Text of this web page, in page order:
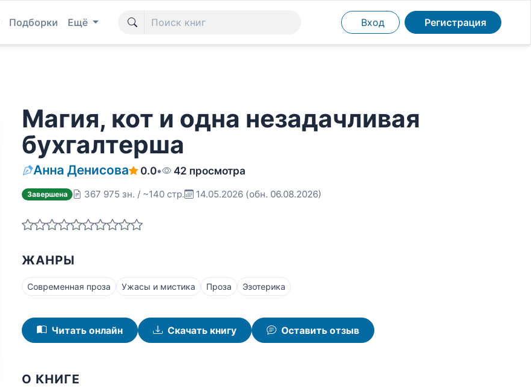
Подборки Ещё Вход Регистрация
Магия, кот и одна незадачливая
бухгалтерша
Анна Денисова 0.0• 42 просмотра
Завершена 367 975 зн. / ~140 стр. 14.05.2026 (обн. 06.08.2026)
ЖАНРЫ
Современная проза Ужасы и мистика Проза Эзотерика
Читать онлайн Скачать книгу Оставить отзыв
О КНИГЕ